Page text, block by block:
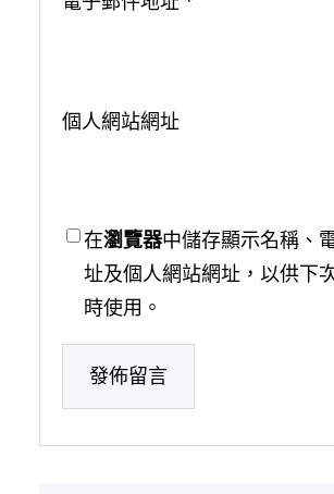
個人網站網址
在瀏覽器中儲存顯示名稱、
址及個人網站網址，以供下
時使用。